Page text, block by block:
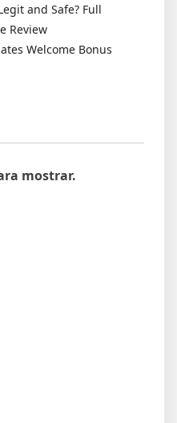
and Safe? Full
Review
Welcome Bonus
mostrar.